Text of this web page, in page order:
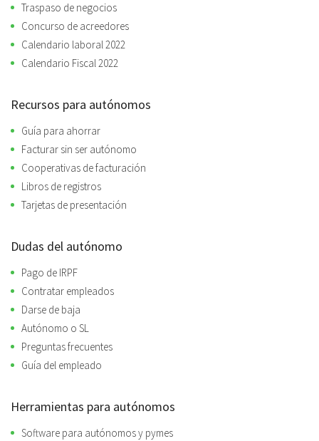
Traspaso de negocios
Concurso de acreedores
Calendario laboral 2022
Calendario Fiscal 2022
Recursos para autónomos
Guía para ahorrar
Facturar sin ser autónomo
Cooperativas de facturación
Libros de registros
Tarjetas de presentación
Dudas del autónomo
Pago de IRPF
Contratar empleados
Darse de baja
Autónomo o SL
Preguntas frecuentes
Guía del empleado
Herramientas para autónomos
Software para autónomos y pymes